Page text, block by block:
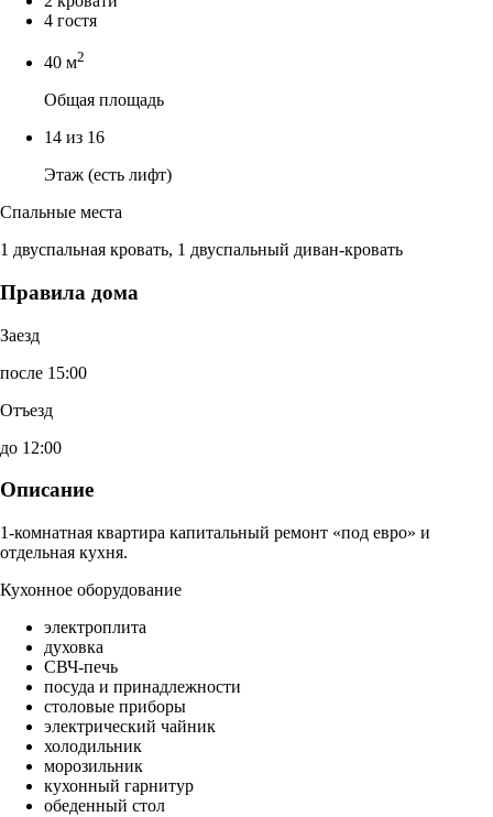
4 гостя
40 м2
Общая площадь
14 из 16
Этаж (есть лифт)
Спальные места
1 двуспальная кровать, 1 двуспальный диван-кровать
Правила дома
Заезд
после 15:00
Отъезд
до 12:00
Описание
1-комнатная квартира капитальный ремонт «под евро» и
отдельная кухня.
Кухонное оборудование
электроплита
духовка
СВЧ-печь
посуда и принадлежности
столовые приборы
электрический чайник
холодильник
морозильник
кухонный гарнитур
обеденный стол